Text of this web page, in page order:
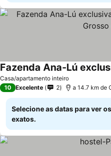
Casa/apartamento inteiro
10 Excelente 2 a 14.7 km de
Selecione as datas para ver
exatos.